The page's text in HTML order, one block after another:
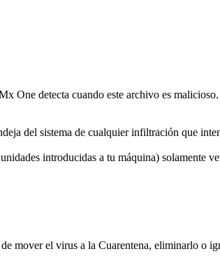
One detecta cuando este archivo es malicioso.
del sistema de cualquier infiltración que
introducidas a tu máquina) solamente
mover el virus a la Cuarentena, eliminarlo o